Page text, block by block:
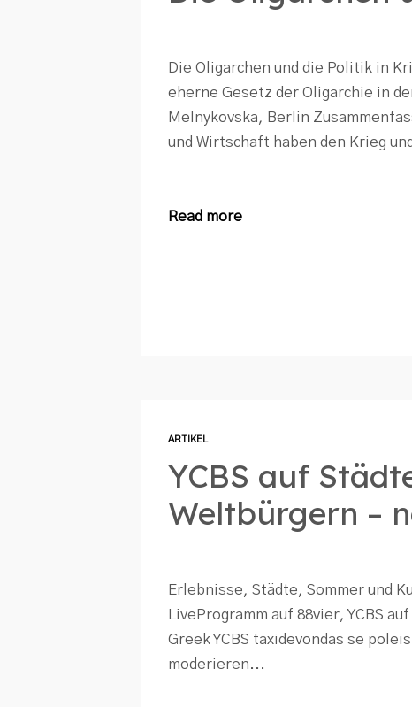
Die Oligarchen und die Politik in
eherne Gesetz der Oligarchie in
Melnykovska, Berlin
und Wirtschaft haben den Krieg
Read more
ARTIKEL
YCBS auf
Weltbürgern –
Erlebnisse, Städte, Sommer und
LiveProgramm auf 88vier, YCBS
Greek YCBS taxidevondas se
moderieren...